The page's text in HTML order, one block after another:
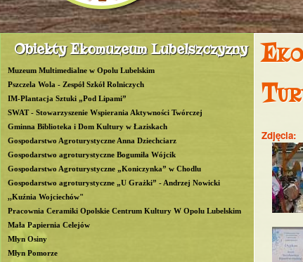
P
O
W
L
u
b
Zdjęcia:
Obiekty Ekomuzeum Lubelszczyzny
Muzeum Multimedialne w Opolu Lubelskim
Pszczela Wola - Zespół Szkół Rolniczych
IM-Plantacja Sztuki „Pod Lipami”
SWAT - Stowarzyszenie Wspierania Aktywności Twórczej
Gminna Biblioteka i Dom Kultury w Łaziskach
Gospodarstwo Agroturystyczne Anna Dziechciarz
Gospodarstwo agroturystyczne Bogumiła Wójcik
Gospodarstwo Agroturystyczne „Koniczynka” w Chodlu
Gospodarstwo agroturystyczne „U Grażki” - Andrzej Nowicki
,,Kuźnia Wojciechów"
Pracownia Ceramiki Opolskie Centrum Kultury W Opolu Lubelskim
Mała Papiernia Celejów
Młyn Osiny
Młyn Pomorze